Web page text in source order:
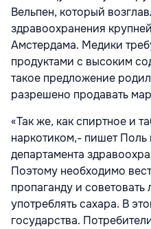
Вельпен, который
здравоохранения
Амстердама. Медики
продуктами с высоким
такое предложение
разрешено продавать
«Так же, как спиртное и
наркотиком,- пишет Поль
департамента
Поэтому необходимо
пропаганду и
употреблять сахара. В
государства.